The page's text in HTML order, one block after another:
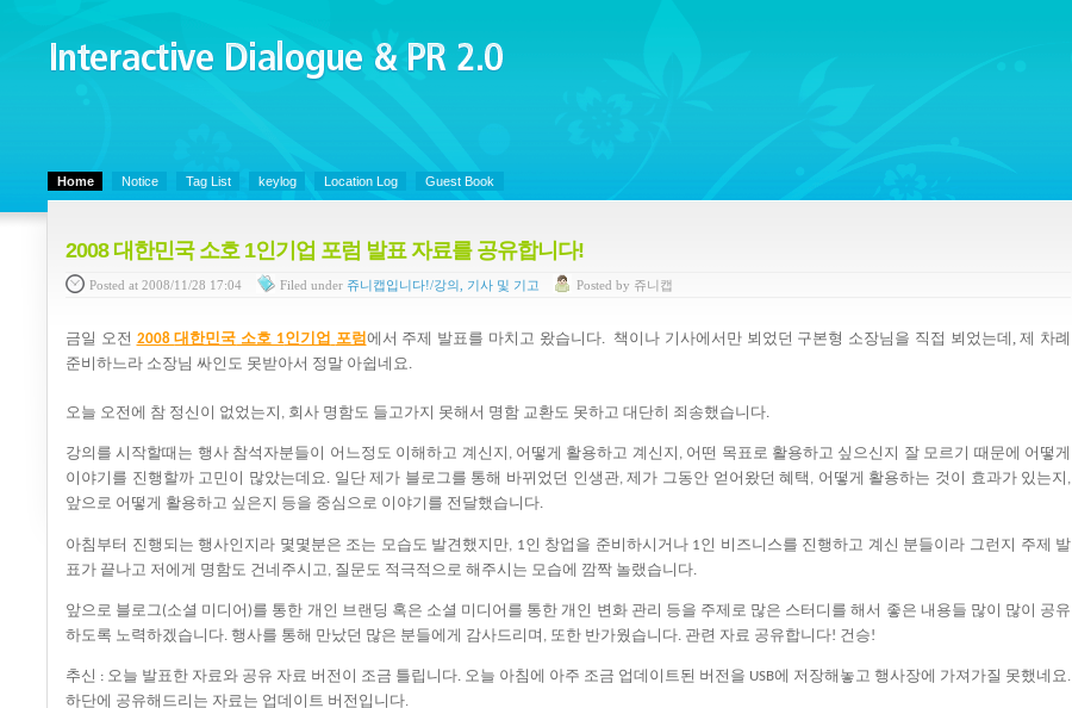
Interactive Dialogue &
PR 2.0
Home Notice Tag List keylog Location Log Guest Book
2008 대한민국 소호 1인기업 포럼 발표 자료를 공유합니다!
Posted at 2008/11/28 17:04 Filed under 쥬니캡입니다!/강의, 기사 및 기고 Posted by 쥬니캡
금일 오전 2008대한민국 소호 1인기업 포럼 에서 주제 발표를 마치고 왔습니다. 책이나 기사에서만 뵈었던 구본형 소장님을 직접 뵈었는데, 제 차례
준비하느라 소장님 싸인도 못받아서 정말 아쉽네요.
오늘 오전에 참 정신이 없었는지 , 회사 명함도 들고가지 못해서 명함 교환도 못하고 대단히 죄송했습니다.
강의를 시작할때는 행사 참석자분들이 어느정도 이해하고 계신지 , 어떻게 활용하고 계신지 , 어떤 목표로 활용하고 싶으신지 잘 모르기 때문에 어떻게
이야기를 진행할까 고민이 많았는데요. 일단 제가 블로그를 통해 바뀌었던 인생관,제가 그동안 얻어왔던 혜택 , 어떻게 활용하는 것이 효과가 있는지 ,
앞으로 어떻게 활용하고 싶은지 등을 중심으로 이야기를 전달했습니다.
아침부터 진행되는 행사인지라 몇몇분은 조는 모습도 발견했지만, 1인 창업을 준비하시거나 1인 비즈니스를 진행하고 계신 분들이라 그런지 주제 발
표가 끝나고 저에게 명함도 건네주시고 , 질문도 적극적으로 해주시는 모습에 깜짝 놀랬습니다.
앞으로 블로그 (소셜 미디어)를 통한 개인 브랜딩 혹은 소셜 미디어를 통한 개인 변화 관리 등을 주제로 많은 스터디를 해서 좋은 내용들 많이 많이 공유
하도록 노력하겠습니다. 행사를 통해 만났던 많은 분들에게 감사드리며 , 또한 반가웠습니다. 관련 자료 공유합니다! 건승!
추신 : 오늘 발표한 자료와 공유 자료 버전이 조금 틀립니다. 오늘 아침에 아주 조금 업데이트된 버전을 USB에 저장해놓고 행사장에 가져가질 못했네요.
하단에 공유해드리는 자료는 업데이트 버전입니다.